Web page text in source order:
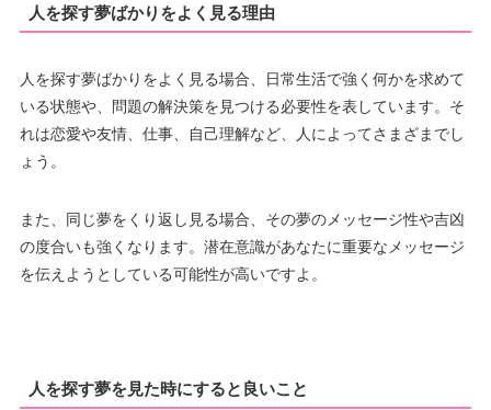
人を探す夢ばかりをよく見る理由
人を探す夢ばかりをよく見る場合、日常生活で強く何かを求めて
いる状態や、問題の解決策を見つける必要性を表しています。そ
れは恋愛や友情、仕事、自己理解など、人によってさまざまでし
ょう。
また、同じ夢をくり返し見る場合、その夢のメッセージ性や吉凶
の度合いも強くなります。潜在意識があなたに重要なメッセージ
を伝えようとしている可能性が高いですよ。
人を探す夢を見た時にすると良いこと